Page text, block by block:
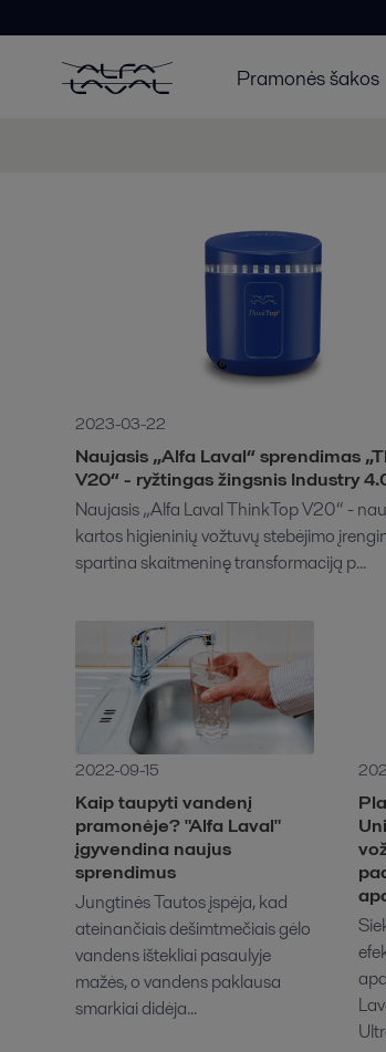
Pramonės šakos
2023-03-22
Naujasis „Alfa Laval“ sprendimas
V20“ - ryžtingas žingsnis Industry
Naujasis „Alfa Laval ThinkTop V20“ -
kartos higieninių vožtuvų stebėjimo
spartina skaitmeninę transformaciją p...
2022-09-15
Kaip taupyti vandenį
pramonėje? "Alfa Laval"
įgyvendina naujus
sprendimus
Jungtinės Tautos įspėja, kad
ateinančiais dešimtmečiais gėlo
vandens ištekliai pasaulyje
mažės, o vandens paklausa
smarkiai didėja...